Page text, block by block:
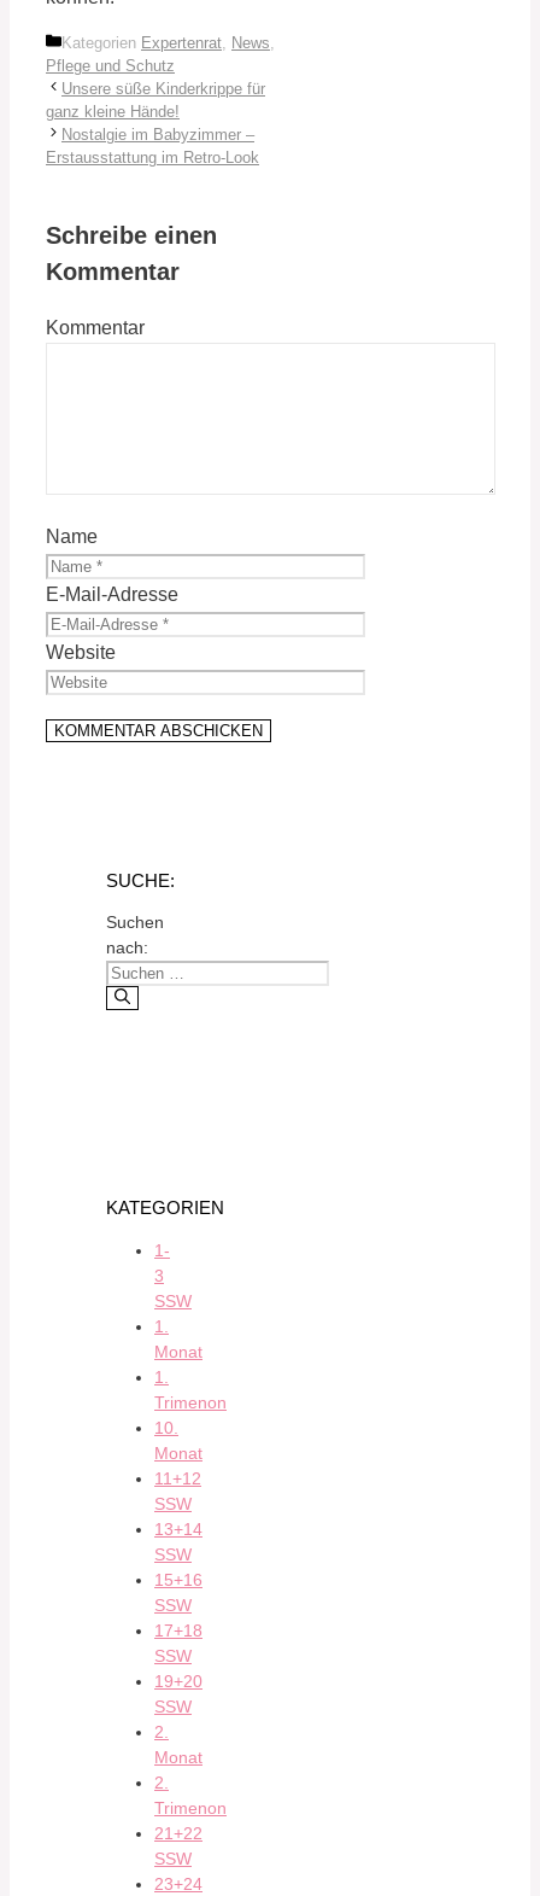
Kategorien Expertenrat News
Pflege und Schutz
Unsere süße Kinderkrippe für
ganz kleine Hände!
Nostalgie im Babyzimmer –
Erstausstattung im Retro-Look
Schreibe einen
Kommentar
Kommentar
Name
E-Mail-Adresse
Website
SUCHE:
Suchen
nach:
KATEGORIEN
1-
3
SSW
1.
Monat
1.
Trimenon
10.
Monat
11+12
SSW
13+14
SSW
15+16
SSW
17+18
SSW
19+20
SSW
2.
Monat
2.
Trimenon
21+22
SSW
23+24